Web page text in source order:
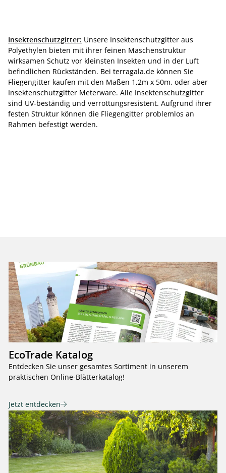
Insektenschutzgitter: Unsere Insektenschutzgitter aus
Polyethylen bieten mit ihrer feinen Maschenstruktur
wirksamen Schutz vor kleinsten Insekten und in der Luft
befindlichen Rückständen. Bei terragala.de können Sie
Fliegengitter kaufen mit den Maßen 1,2m x 50m, oder aber
Insektenschutzgitter Meterware. Alle Insektenschutzgitter
sind UV-beständig und verrottungsresistent. Aufgrund ihrer
festen Struktur können die Fliegengitter problemlos an
Rahmen befestigt werden.
EcoTrade Katalog
Entdecken Sie unser gesamtes Sortiment in unserem
praktischen Online-Blätterkatalog!
Jetzt entdecken